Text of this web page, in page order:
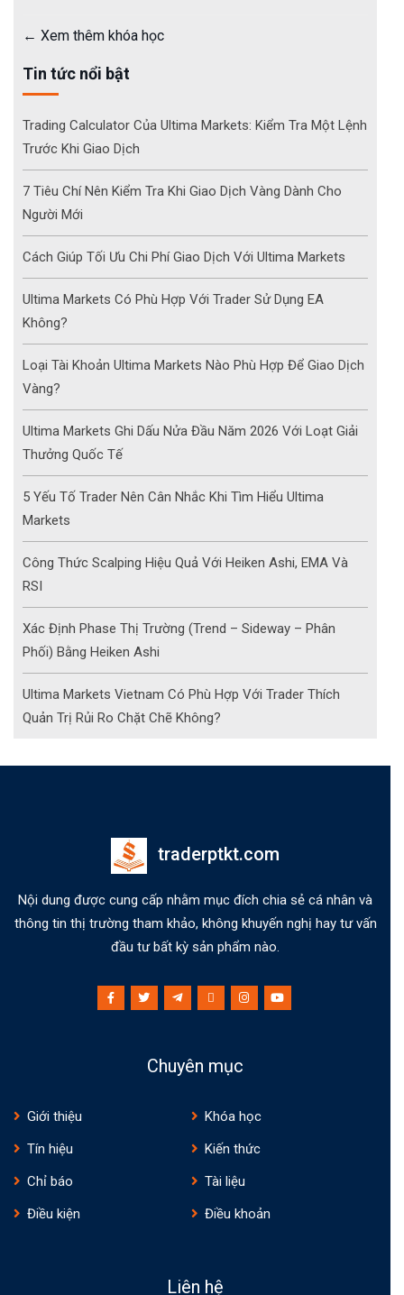
Xem thêm khóa học
Tin tức nổi bật
Trading Calculator Của Ultima Markets: Kiểm Tra Một Lệnh
Trước Khi Giao Dịch
7 Tiêu Chí Nên Kiểm Tra Khi Giao Dịch Vàng Dành Cho
Người Mới
Cách Giúp Tối Ưu Chi Phí Giao Dịch Với Ultima Markets
Ultima Markets Có Phù Hợp Với Trader Sử Dụng EA
Không?
Loại Tài Khoản Ultima Markets Nào Phù Hợp Để Giao Dịch
Vàng?
Ultima Markets Ghi Dấu Nửa Đầu Năm 2026 Với Loạt Giải
Thưởng Quốc Tế
5 Yếu Tố Trader Nên Cân Nhắc Khi Tìm Hiểu Ultima
Markets
Công Thức Scalping Hiệu Quả Với Heiken Ashi, EMA Và
RSI
Xác Định Phase Thị Trường (Trend – Sideway – Phân
Phối) Bằng Heiken Ashi
Ultima Markets Vietnam Có Phù Hợp Với Trader Thích
Quản Trị Rủi Ro Chặt Chẽ Không?
traderptkt.com
Nội dung được cung cấp nhằm mục đích chia sẻ cá nhân và
thông tin thị trường tham khảo, không khuyến nghị hay tư vấn
đầu tư bất kỳ sản phẩm nào.
Chuyên mục
Giới thiệu
Khóa học
Tín hiệu
Kiến thức
Chỉ báo
Tài liệu
Điều kiện
Điều khoản
Liên hệ